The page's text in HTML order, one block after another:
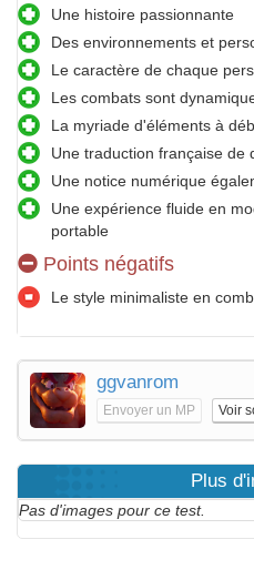
Une histoire passionnante
Des environnements et
Le caractère de chaque
Les combats sont
La myriade d'éléments à
Une traduction française de
Une notice numérique
Une expérience fluide en
portable
Points négatifs
Le style minimaliste en
ggvanrom
Envoyer un MP Voir
Plus
Pas d'images pour ce test.